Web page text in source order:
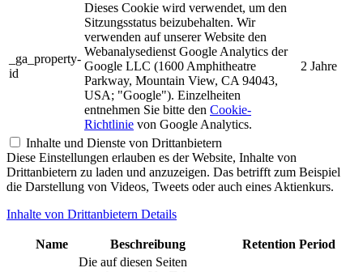
_ga_property-
id
Dieses Cookie wird verwendet, um den
Sitzungsstatus beizubehalten. Wir
verwenden auf unserer Website den
Webanalysedienst Google Analytics der
Google LLC (1600 Amphitheatre
Parkway, Mountain View, CA 94043,
USA; "Google"). Einzelheiten
entnehmen Sie bitte den Cookie-
Richtlinie von Google Analytics.
2 Jahre
Inhalte und Dienste von Drittanbietern
Diese Einstellungen erlauben es der Website, Inhalte von
Drittanbietern zu laden und anzuzeigen. Das betrifft zum Beispiel
die Darstellung von Videos, Tweets oder auch eines Aktienkurs.
Inhalte von Drittanbietern Details
Name Beschreibung Retention Period
Die auf diesen Seiten